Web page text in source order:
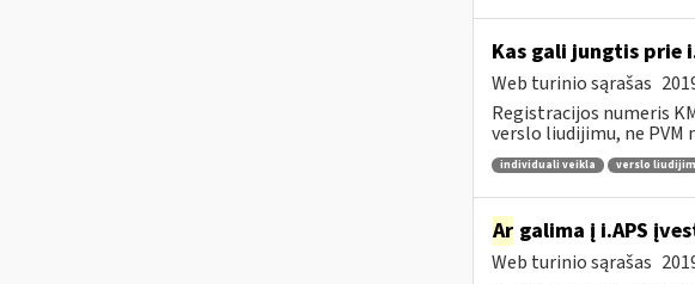
Kas gali jungtis prie
Web turinio sąrašas
Registracijos numeris
verslo liudijimu, ne
individuali veikla verslo
Argalima į i.APS
Web turinio sąrašas